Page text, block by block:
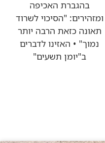
בהגברת האכיפה
ומזהירים: "הסיכוי לשרוד
תאונה כזאת הרבה יותר
נמוך" • האזינו לדברים
ב"יומן תשעים"